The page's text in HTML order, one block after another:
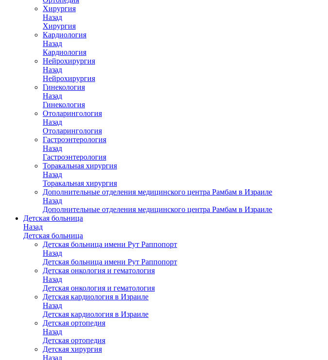
Хирургия
Назад
Хирургия
Кардиология
Назад
Кардиология
Нейрохирургия
Назад
Нейрохирургия
Гинекология
Назад
Гинекология
Отоларингология
Назад
Отоларингология
Гастроэнтерология
Назад
Гастроэнтерология
Торакальная хирургия
Назад
Торакальная хирургия
Дополнительные отделения медицинского центра Рамбам в Израиле
Назад
Дополнительные отделения медицинского центра Рамбам в Израиле
Детская больница
Назад
Детская больница
Детская больница имени Рут Раппопорт
Назад
Детская больница имени Рут Раппопорт
Детская онкология и гематология
Назад
Детская онкология и гематология
Детская кардиология в Израиле
Назад
Детская кардиология в Израиле
Детская ортопедия
Назад
Детская ортопедия
Детская хирургия
Назад